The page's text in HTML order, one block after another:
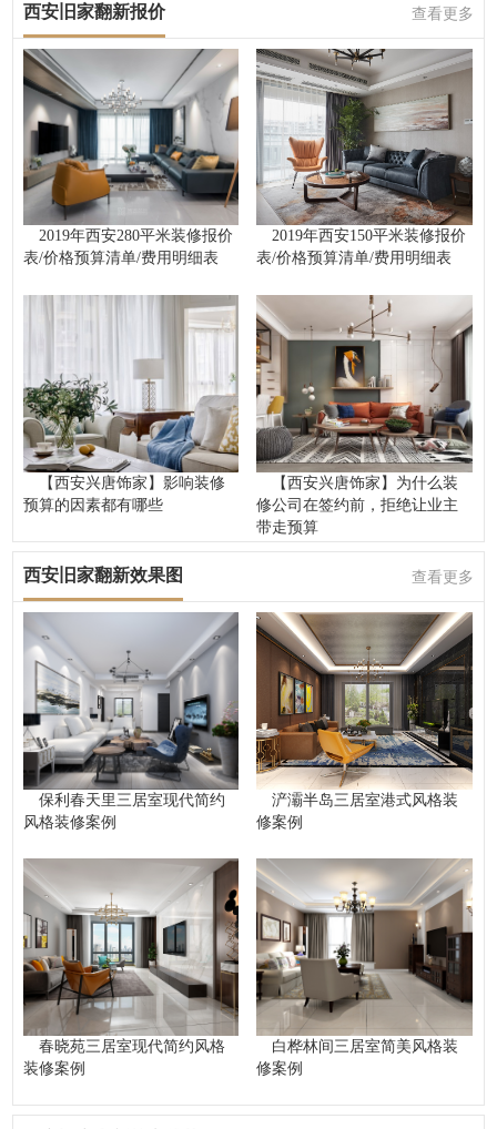
西安旧家翻新报价 查看更多
2019年西安280平米装修报价
表/价格预算清单/费用明细表
2019年西安150平米装修报价
表/价格预算清单/费用明细表
【西安兴唐饰家】影响装修
预算的因素都有哪些
【西安兴唐饰家】为什么装
修公司在签约前，拒绝让业主
带走预算
西安旧家翻新效果图 查看更多
保利春天里三居室现代简约
风格装修案例
浐灞半岛三居室港式风格装
修案例
春晓苑三居室现代简约风格
装修案例
白桦林间三居室简美风格装
修案例